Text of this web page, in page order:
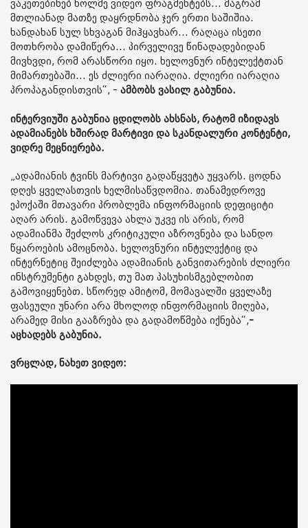
ვაკეთებინებ ხოლმე ვიდეო ფრაგმენტებს... მაგრამ
მთლიანად მათზე დაყრდნობა ჯერ ერთი საშიშია.
ხანდახან სულ სხვაგან მიჰყავხარ... რაღაცა ისეთი
მოთხრობა დამიწერა... პირველივე წინადადებიდან
მივხვდი, რომ არასწორი იყო. ხელოვნურ ინტელექტთან
მიმართებაში... ეს ძლიერი იარაღია. ძლიერი იარაღია
პროპაგანდისთვის“, - ამბობს ვასილ გაბუნია.
ინტერვიუში გაბუნია ცდილობს ახსნას, რატომ იზიდავს
ადამიანებს ხშირად მარტივი და სკანდალური კონტენტი,
ვიდრე მეცნიერება.
„ადამიანის ტვინს მარტივი გადაწყვეტა უყვარს. ცოდნა
დღეს ყველასთვის ხელმისაწვდომია. თანამედროვე
ეპოქაში მთავარი პრობლემა ინფორმაციის დეფიციტი
აღარ არის. გამოწვევა ახლა უკვე ის არის, რომ
ადამიანმა შეძლოს კრიტიკული აზროვნება და სანდო
წყაროების ამოცნობა. ხელოვნური ინტელექტიც და
ინტერნეტიც შეიძლება ადამიანის განვითარების ძლიერი
ინსტრუმენტი გახდეს, თუ მათ პასუხისმგებლობით
გამოვიყენებთ. სწორედ ამიტომ, მომავალში ყველაზე
ფასეული უნარი არა მხოლოდ ინფორმაციის მიღება,
არამედ მისი გააზრება და გადამოწმება იქნება“,-
აცხადებს გაბუნია.
ვრცლად, ნახეთ ვიდეო: